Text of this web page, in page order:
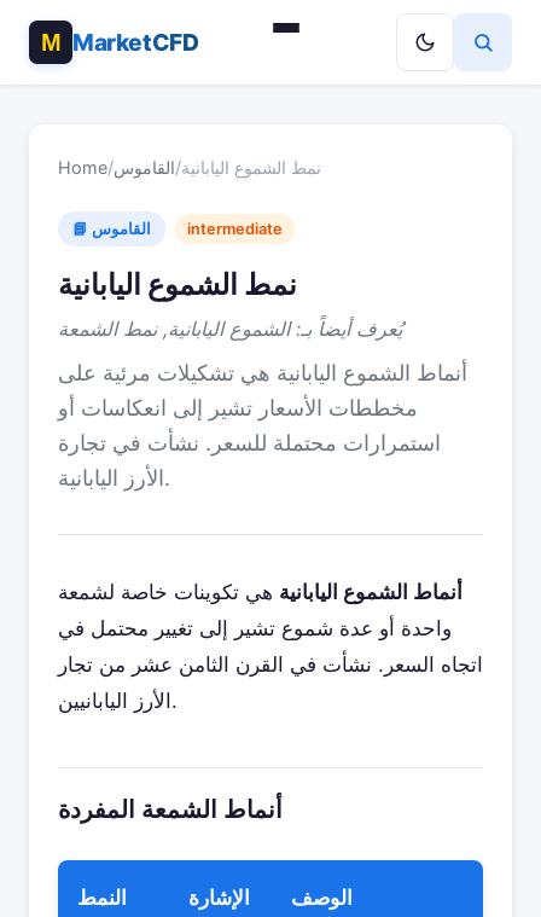
MarketCFD
Home/القاموس/نمط الشموع اليابانية
📘 القاموس intermediate
نمط الشموع اليابانية
يُعرف أيضاً بـ: الشموع اليابانية, نمط الشمعة
أنماط الشموع اليابانية هي تشكيلات مرئية على
مخططات الأسعار تشير إلى انعكاسات أو
استمرارات محتملة للسعر. نشأت في تجارة
الأرز اليابانية.
أنماط الشموع اليابانية هي تكوينات خاصة لشمعة
واحدة أو عدة شموع تشير إلى تغيير محتمل في
اتجاه السعر. نشأت في القرن الثامن عشر من تجار
الأرز اليابانيين.
أنماط الشمعة المفردة
النمط الإشارة الوصف